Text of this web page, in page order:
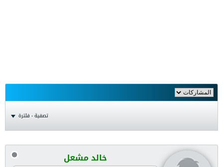
تصفية - فلترة
خالد مشعل